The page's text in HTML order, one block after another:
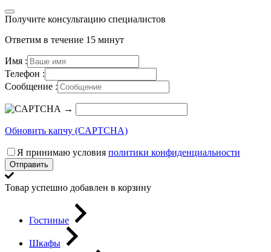
Получите консультацию специалистов
Ответим в течение 15 минут
Имя :
Телефон :
Сообщение :
→
Обновить капчу (CAPTCHA)
Я принимаю условия политики конфиденциальности
Отправить
Товар успешно добавлен в корзину
Гостиные
Шкафы